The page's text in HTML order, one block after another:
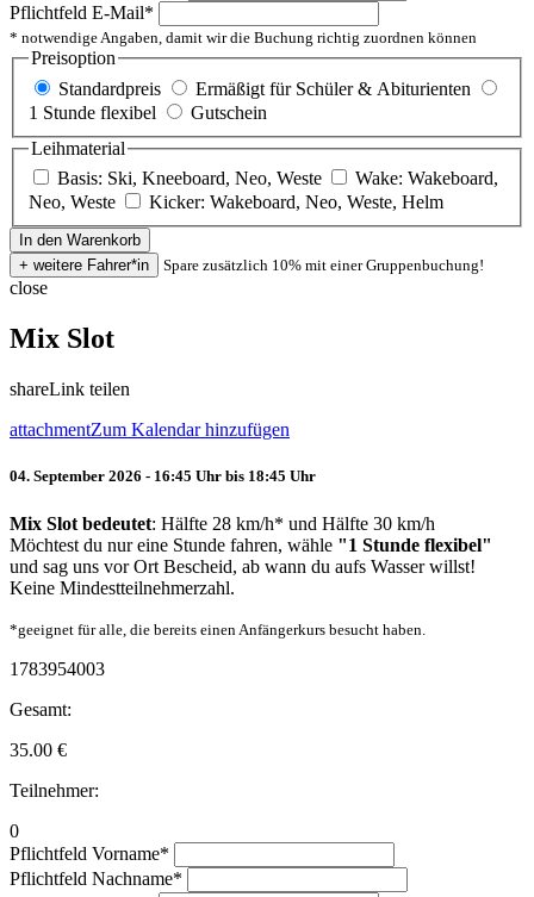
Pflichtfeld E-Mail*
* notwendige Angaben, damit wir die Buchung richtig zuordnen können
Preisoption
Standardpreis
Ermäßigt für Schüler & Abiturienten
1 Stunde flexibel
Gutschein
Leihmaterial
Basis: Ski, Kneeboard, Neo, Weste
Wake: Wakeboard,
Neo, Weste
Kicker: Wakeboard, Neo, Weste, Helm
Spare zusätzlich 10% mit einer Gruppenbuchung!
close
Mix Slot
shareLink teilen
attachmentZum Kalendar hinzufügen
04. September 2026 - 16:45 Uhr bis 18:45 Uhr
Mix Slot bedeutet: Hälfte 28 km/h* und Hälfte 30 km/h
Möchtest du nur eine Stunde fahren, wähle "1 Stunde flexibel"
und sag uns vor Ort Bescheid, ab wann du aufs Wasser willst!
Keine Mindestteilnehmerzahl.
*geeignet für alle, die bereits einen Anfängerkurs besucht haben.
1783954003
Gesamt:
35.00 €
Teilnehmer:
0
Pflichtfeld Vorname*
Pflichtfeld Nachname*